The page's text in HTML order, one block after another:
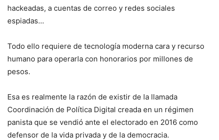
hackeadas, a cuentas de correo y redes sociales
espiadas…
Todo ello requiere de tecnología moderna cara y recurso
humano para operarla con honorarios por millones de
pesos.
Esa es realmente la razón de existir de la llamada
Coordinación de Política Digital creada en un régimen
panista que se vendió ante el electorado en 2016 como
defensor de la vida privada y de la democracia.